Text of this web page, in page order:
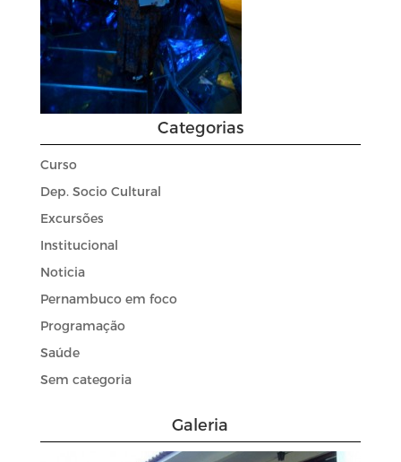
Categorias
Curso
Dep. Socio Cultural
Excursões
Institucional
Noticia
Pernambuco em foco
Programação
Saúde
Sem categoria
Galeria